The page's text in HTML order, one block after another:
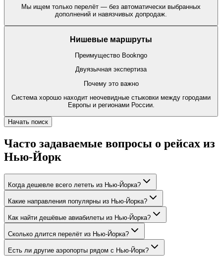
Мы ищем только перелёт — без автоматически выбранных
дополнений и навязчивых допродаж.
Нишевые маршруты
Преимущество Bookngo
Двуязычная экспертиза
Почему это важно
Система хорошо находит неочевидные стыковки между городами
Европы и регионами России.
Начать поиск
Часто задаваемые вопросы о рейсах из
Нью-Йорк
Когда дешевле всего лететь из Нью-Йорка?
Какие направления популярны из Нью-Йорка?
Как найти дешёвые авиабилеты из Нью-Йорка?
Сколько длится перелёт из Нью-Йорка?
Есть ли другие аэропорты рядом с Нью-Йорк?